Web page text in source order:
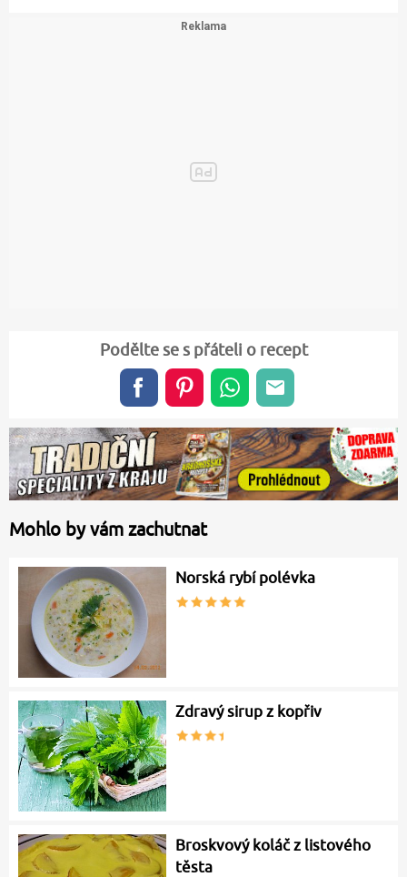
Podělte se s přáteli o recept
Mohlo by vám zachutnat
Norská rybí polévka
Zdravý sirup z kopřiv
Broskvový koláč z listového
těsta